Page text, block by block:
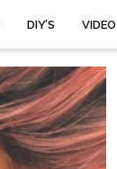
DIY’S VIDEO